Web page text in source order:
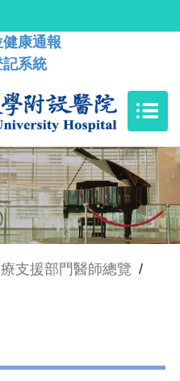
健康通報
系統
支援部門醫師總覽 /